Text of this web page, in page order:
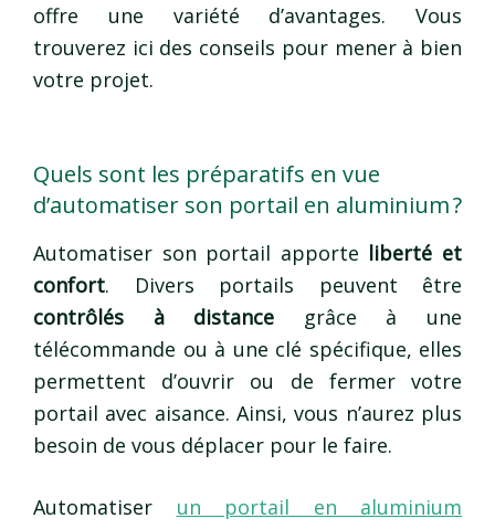
offre une variété d’avantages. Vous
trouverez ici des conseils pour mener à bien
votre projet.
Quels sont les préparatifs en vue
d’automatiser son portail en aluminium ?
Automatiser son portail apporte liberté et
confort. Divers portails peuvent être
contrôlés à distance grâce à une
télécommande ou à une clé spécifique, elles
permettent d’ouvrir ou de fermer votre
portail avec aisance. Ainsi, vous n’aurez plus
besoin de vous déplacer pour le faire.
Automatiser un portail en aluminium